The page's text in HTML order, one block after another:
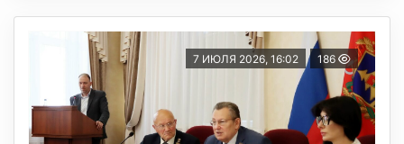
7 ИЮЛЯ 2026, 16:02 186